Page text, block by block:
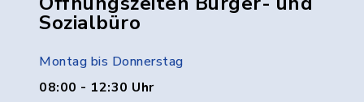
Sozialbüro
Montag bis Donnerstag
08:00 - 12:30 Uhr